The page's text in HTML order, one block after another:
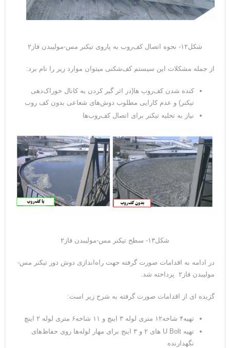
شکل۱۲- نحوه اتصال کف‌روب به پاروی تیکنر مس-مولیبدن فاز۲
از جمله مشکلات این سیستم کف‌شکنی میتوان موارد زیر را نام برد:
کنده شدن کف‌روب ها(در اثر گیر کردن به کانال خوراک‌دهی
تیکنر) و عدم کارایی مطلوب دوش‌های شعاعی بدون کف روب
نیاز به تخلیه تیکنر برای اتصال کف‌روب‌ها
شکل۱۳- سطح تیکنر مس-مولیبدن فاز۲
در ادامه به اقدامات صورت گرفته جهت راه‌اندازی دوش دور تیکنر مس-
مولیبدن فاز۲ پرداخته شد.
گزیده ای از اقدامات صورت گرفته به شرح زیر است:
تهیه۴ شاخه۱۲ متری لوله ۳ اینچ و ۱۱ شاخه۶ متری لوله ۲ اینچ
تهیه U Bolt‌ های ۲ و ۳ اینج برای مهار لوله‌ها روی حفاظ‌های
نگهدارنده